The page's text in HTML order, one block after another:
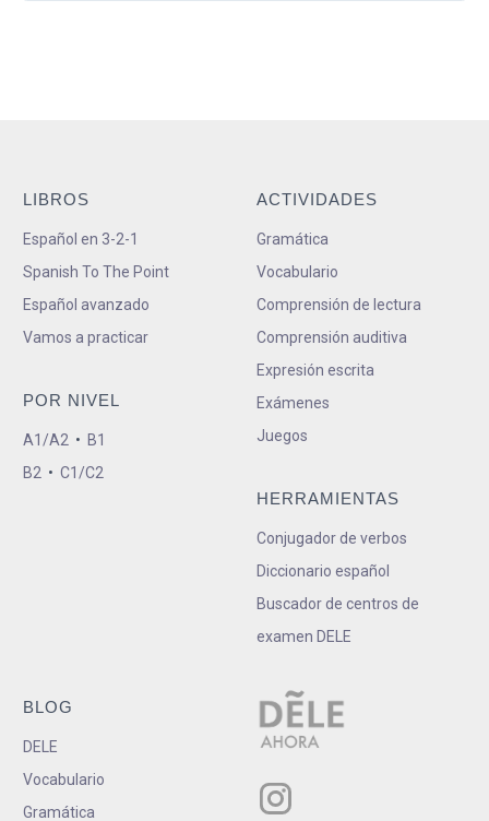
LIBROS
Español en 3-2-1
Spanish To The Point
Español avanzado
Vamos a practicar
POR NIVEL
A1/A2 • B1
B2 • C1/C2
ACTIVIDADES
Gramática
Vocabulario
Comprensión de lectura
Comprensión auditiva
Expresión escrita
Exámenes
Juegos
HERRAMIENTAS
Conjugador de verbos
Diccionario español
Buscador de centros de
examen DELE
BLOG
DELE
Vocabulario
Gramática